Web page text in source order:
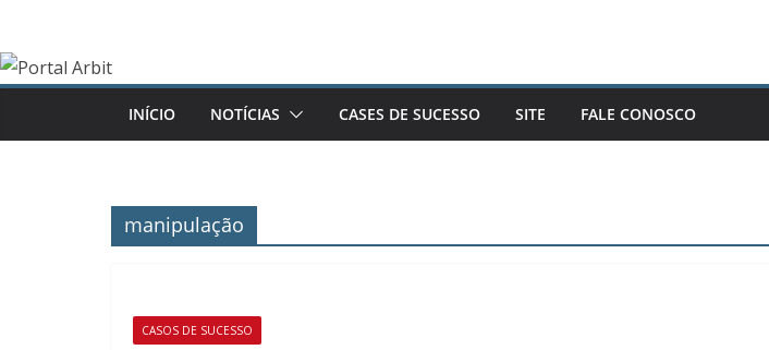
o
INÍCIO NOTÍCIAS CASES DE SUCESSO SITE FALE CONOSCO
manipulação
CASOS DE SUCESSO